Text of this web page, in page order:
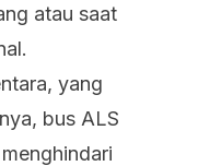
atau saat
yang
bus ALS